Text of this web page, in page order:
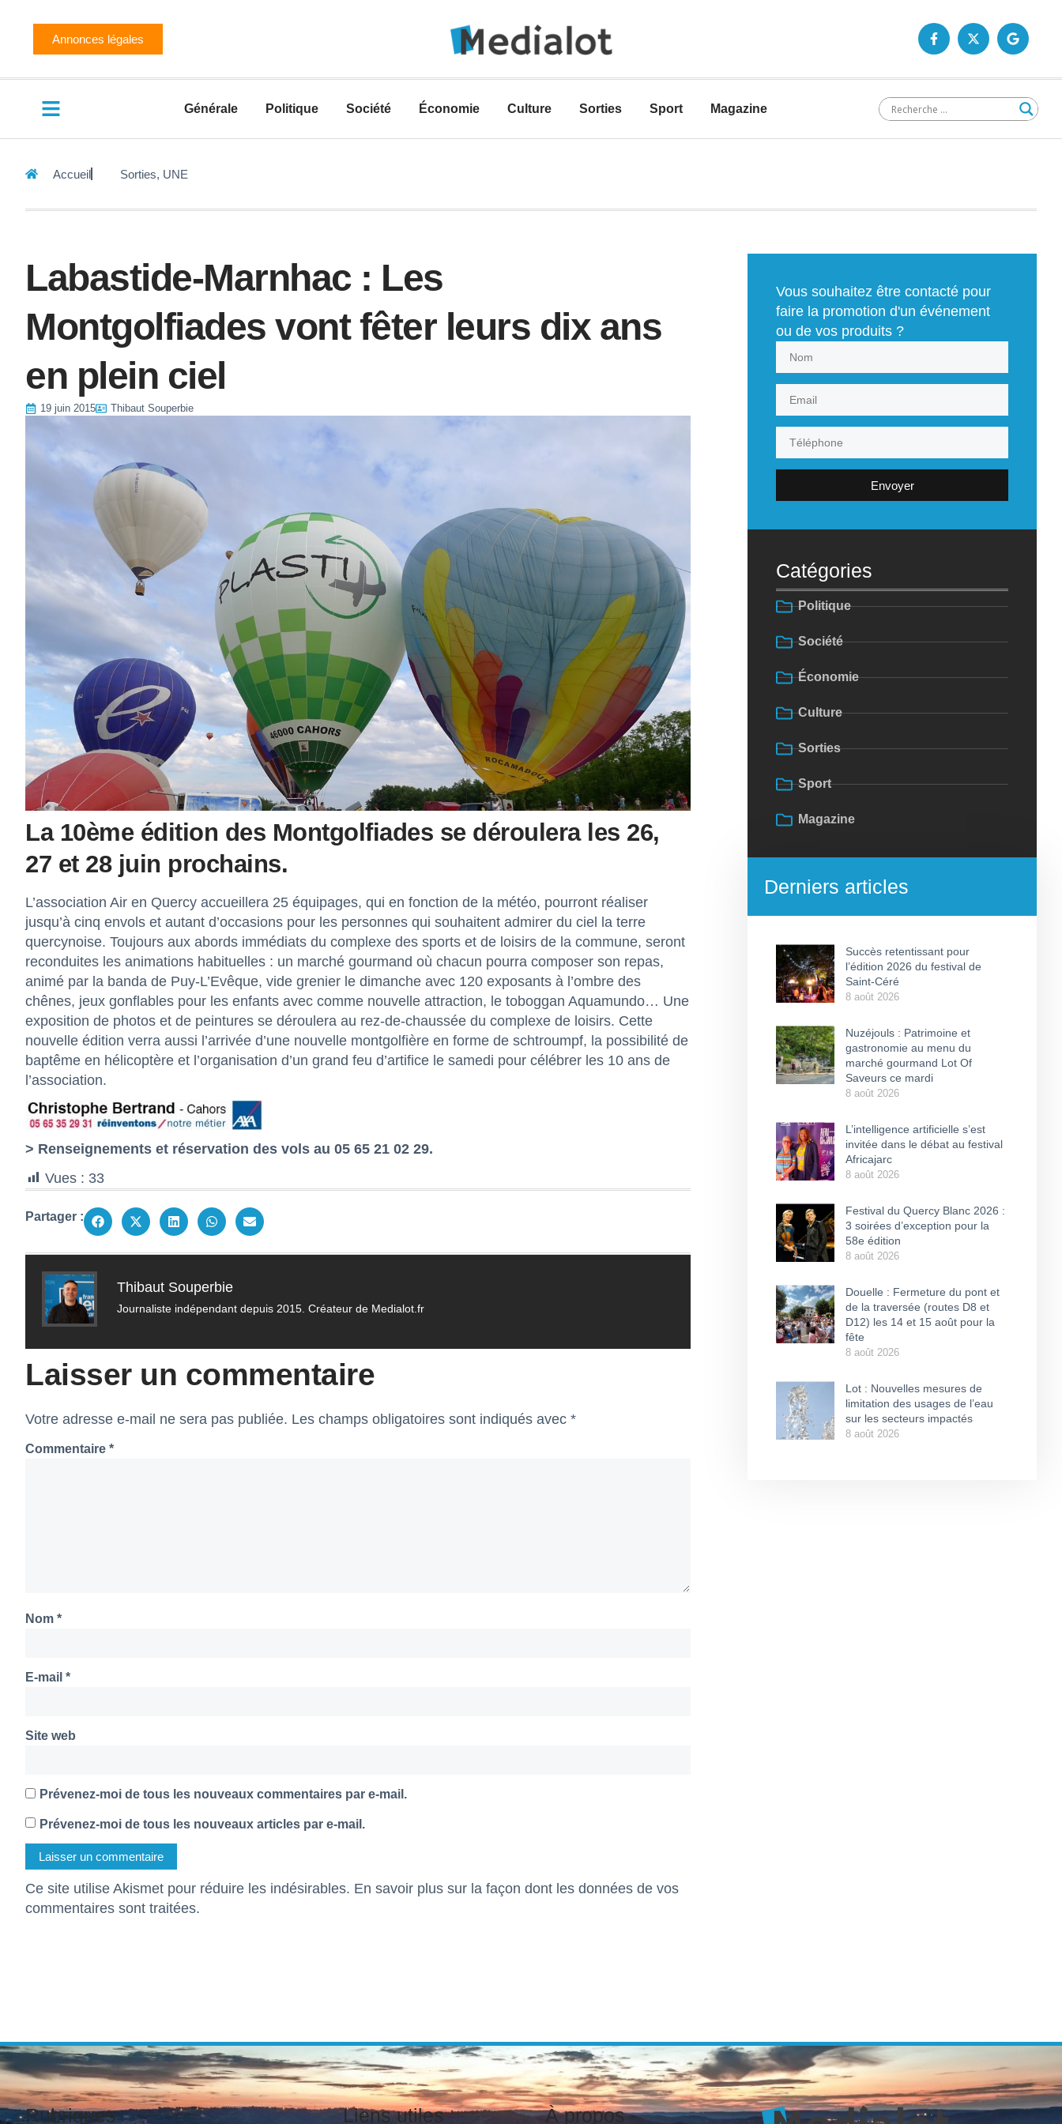
Annonces légales
Générale Politique Société Économie Culture Sorties Sport Magazine
Accueil Sorties, UNE
Labastide-Marnhac : Les
Montgolfiades vont fêter leurs dix ans
en plein ciel
19 juin 2015 Thibaut Souperbie
La 10ème édition des Montgolfiades se déroulera les 26,
27 et 28 juin prochains.
L’association Air en Quercy accueillera 25 équipages, qui en fonction de la météo, pourront réaliser
jusqu’à cinq envols et autant d’occasions pour les personnes qui souhaitent admirer du ciel la terre
quercynoise. Toujours aux abords immédiats du complexe des sports et de loisirs de la commune, seront
reconduites les animations habituelles : un marché gourmand où chacun pourra composer son repas,
animé par la banda de Puy-L’Evêque, vide grenier le dimanche avec 120 exposants à l’ombre des
chênes, jeux gonflables pour les enfants avec comme nouvelle attraction, le toboggan Aquamundo… Une
exposition de photos et de peintures se déroulera au rez-de-chaussée du complexe de loisirs. Cette
nouvelle édition verra aussi l’arrivée d’une nouvelle montgolfière en forme de schtroumpf, la possibilité de
baptême en hélicoptère et l’organisation d’un grand feu d’artifice le samedi pour célébrer les 10 ans de
l’association.
> Renseignements et réservation des vols au 05 65 21 02 29.
Vues : 33
Partager :
Thibaut Souperbie
Journaliste indépendant depuis 2015. Créateur de Medialot.fr
Laisser un commentaire
Votre adresse e-mail ne sera pas publiée. Les champs obligatoires sont indiqués avec *
Commentaire *
Nom *
E-mail *
Site web
Prévenez-moi de tous les nouveaux commentaires par e-mail.
Prévenez-moi de tous les nouveaux articles par e-mail.
Ce site utilise Akismet pour réduire les indésirables. En savoir plus sur la façon dont les données de vos
commentaires sont traitées.
Vous souhaitez être contacté pour
faire la promotion d'un événement
ou de vos produits ?
Envoyer
Catégories
Politique
Société
Économie
Culture
Sorties
Sport
Magazine
Derniers articles
Succès retentissant pour
l’édition 2026 du festival de
Saint-Céré
8 août 2026
Nuzéjouls : Patrimoine et
gastronomie au menu du
marché gourmand Lot Of
Saveurs ce mardi
8 août 2026
L’intelligence artificielle s’est
invitée dans le débat au festival
Africajarc
8 août 2026
Festival du Quercy Blanc 2026 :
3 soirées d’exception pour la
58e édition
8 août 2026
Douelle : Fermeture du pont et
de la traversée (routes D8 et
D12) les 14 et 15 août pour la
fête
8 août 2026
Lot : Nouvelles mesures de
limitation des usages de l’eau
sur les secteurs impactés
8 août 2026
Rubriques Liens utiles À propos